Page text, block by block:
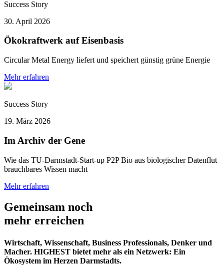
Success Story
30. April 2026
Ökokraftwerk auf Eisenbasis
Circular Metal Energy liefert und speichert günstig grüne Energie
Mehr erfahren
Success Story
19. März 2026
Im Archiv der Gene
Wie das TU-Darmstadt-Start-up P2P Bio aus biologischer Datenflut
brauchbares Wissen macht
Mehr erfahren
Gemeinsam noch
mehr erreichen
Wirtschaft, Wissenschaft, Business Professionals, Denker und
Macher. HIGHEST bietet mehr als ein Netzwerk: Ein
Ökosystem im Herzen Darmstadts.